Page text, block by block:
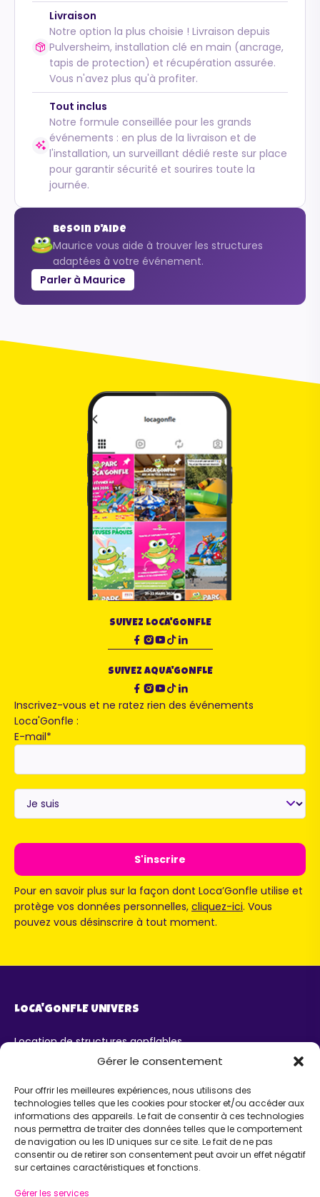
Gérer le consentement
Pour offrir les meilleures expériences, nous utilisons des
technologies telles que les cookies pour stocker et/ou accéder aux
informations des appareils. Le fait de consentir à ces technologies
nous permettra de traiter des données telles que le comportement
de navigation ou les ID uniques sur ce site. Le fait de ne pas
consentir ou de retirer son consentement peut avoir un effet négatif
sur certaines caractéristiques et fonctions.
Gérer les services
Livraison
Notre option la plus choisie ! Livraison depuis
Pulversheim, installation clé en main (ancrage,
tapis de protection) et récupération assurée.
Vous n'avez plus qu'à profiter.
Tout inclus
Notre formule conseillée pour les grands
événements : en plus de la livraison et de
l'installation, un surveillant dédié reste sur place
pour garantir sécurité et sourires toute la
journée.
Besoin d'aide
Maurice vous aide à trouver les structures
adaptées à votre événement.
Parler à Maurice
SUIVEZ LOCA'GONFLE
SUIVEZ AQUA'GONFLE
Inscrivez-vous et ne ratez rien des événements
Loca'Gonfle :
E-mail*
Je
suis*
Pour en savoir plus sur la façon dont Loca’Gonfle utilise et
protège vos données personnelles, cliquez-ici. Vous
pouvez vous désinscrire à tout moment.
LOCA'GONFLE UNIVERS
Location de structures gonflables
Parc Loca'Gonfle XXL Colmar
Karting ludo-éducatif
AIDE
Chatbot IA Maurice
Infos pratiques
INFORMATIONS